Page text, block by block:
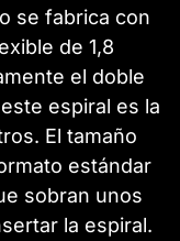
se fabrica con
de 1,8
el doble
espiral es la
El tamaño
estándar
sobran unos
la espiral.